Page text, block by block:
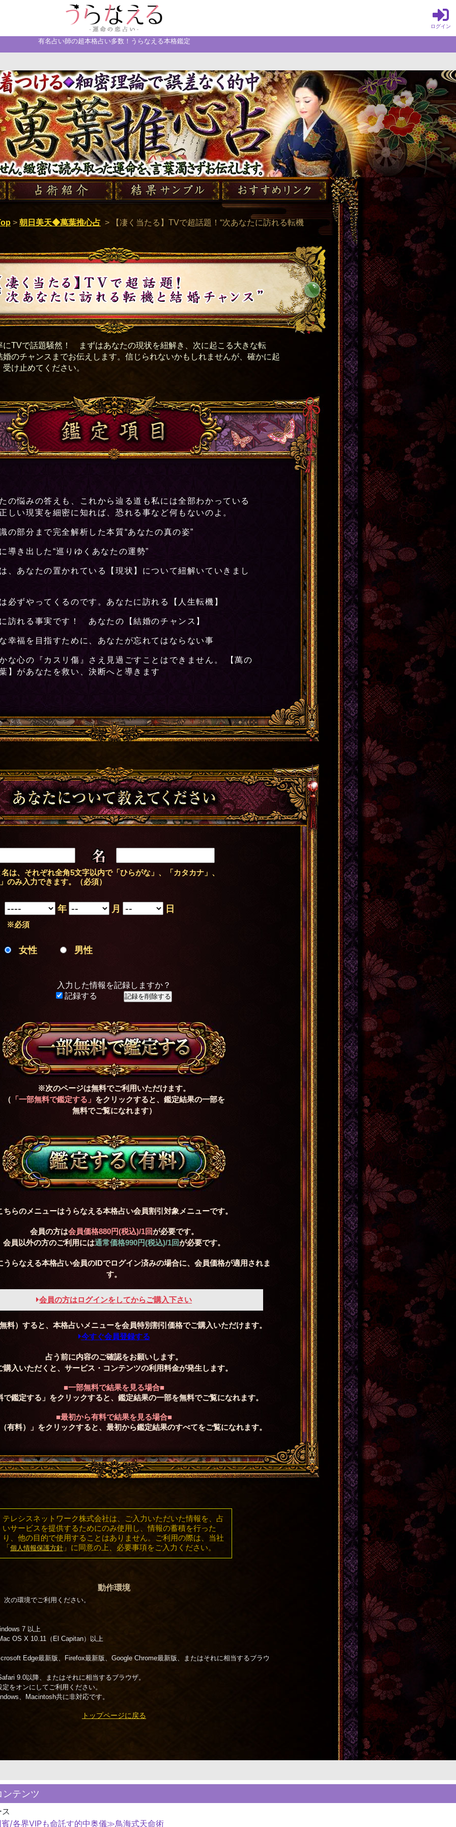
ログイン
有名占い師の超本格占い多数！うらなえる本格鑑定
誤差なく的中【萬葉推心占】 見抜けぬ現実は一切ありません。緻密に読み取った運命を、言葉
濁さずお伝えします。
> 朝日美天◆萬葉推心占 > 【凄く当たる】TVで超話題！“次あなたに訪れる転機
にTVで話題騒然！ まずはあなたの現状を紐解き、次に起こる大きな転
婚のチャンスまでお伝えします。信じられないかもしれませんが、確かに起
け止めてください。
鑑定項目
の悩みの答えも、これから辿る道も私には全部わかっている
しい現実を細密に知れば、恐れる事など何もないのよ。
の部分まで完全解析した本質“あなたの真の姿”
導き出した“巡りゆくあなたの運勢”
、あなたの置かれている【現状】について紐解いていきまし
必ずやってくるのです。あなたに訪れる【人生転機】
訪れる事実です！ あなたの【結婚のチャンス】
幸福を目指すために、あなたが忘れてはならない事
な心の『カスリ傷』さえ見過ごすことはできません。 【萬の
】があなたを救い、決断へと導きます
あなたについて教えてください
名
は、それぞれ全角5文字以内で「ひらがな」、「カタカナ」、
のみ入力できます。（必須）
年 月 日
※必須
女性 男性
入力した情報を記録しますか？
記録する
※次のページは無料でご利用いただけます。
（ 「一部無料で鑑定する」 をクリックすると、鑑定結果の一部を
無料でご覧になれます）
ちらのメニューはうらなえる本格占い会員割引対象メニューです。
会員の方は会員価格880円(税込)/1回が必要です。
会員以外の方のご利用には通常価格990円(税込)/1回が必要です。
らなえる本格占い会員のIDでログイン済みの場合に、会員価格が適用されま
す。
会員の方はログインをしてからご購入下さい
料）すると、本格占いメニューを会員特別割引価格でご購入いただけます。
今すぐ会員登録する
占う前に内容のご確認をお願いします。
購入いただくと、サービス・コンテンツの利用料金が発生します。
■一部無料で結果を見る場合■
で鑑定する」をクリックすると、鑑定結果の一部を無料でご覧になれます。
■最初から有料で結果を見る場合■
有料）」をクリックすると、最初から鑑定結果のすべてをご覧になれます。
テレシスネットワーク株式会社は、ご入力いただいた情報を、占
いサービスを提供するためにのみ使用し、情報の蓄積を行った
り、他の目的で使用することはありません。ご利用の際は、当社
「 個人情報保護方針 」に同意の上、必要事項をご入力ください。
動作環境
次の環境でご利用ください。
7 以上
OS X 10.11（El Capitan）以上
Edge最新版、Firefox最新版、Google Chrome最新版、またはそれに相当するブラウ
9.0以降、またはそれに相当するブラウザ。
をオンにしてご利用ください。
、Macintosh共に非対応です。
トップページに戻る
テンツ
/各界VIPも命託す的中奥儀≫鳥海式天命術